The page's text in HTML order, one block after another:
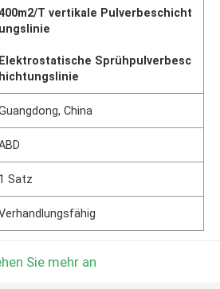
T vertikale Pulverbeschicht
ungslinie
Elektrostatische Sprühpulverbesc
hichtungslinie
China
1 Satz
Sie mehr an